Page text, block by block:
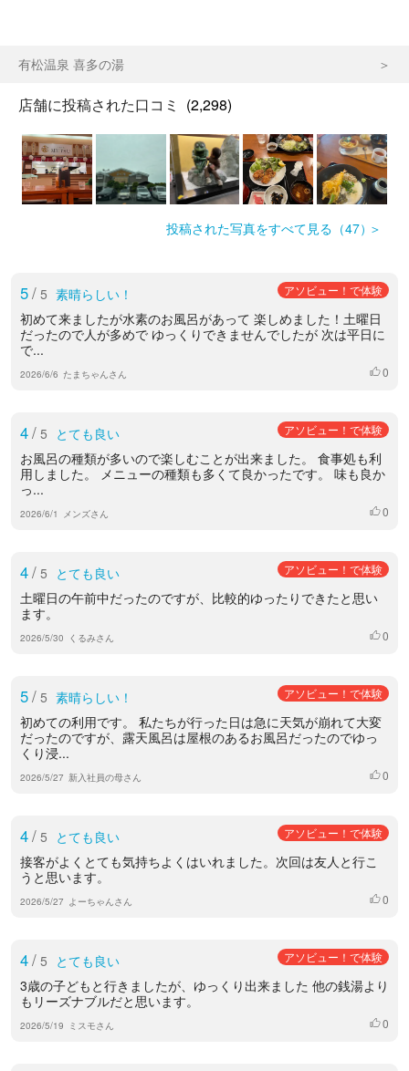
有松温泉 喜多の湯
店舗に投稿された口コミ (2,298)
投稿された写真をすべて見る（47）
5/ 5 素晴らしい！ アソビュー！で体験
初めて来ましたが水素のお風呂があって 楽しめました！土曜日
だったので人が多めで ゆっくりできませんでしたが 次は平日に
で...
2026/6/6 たまちゃんさん いいね
0
4/ 5 とても良い アソビュー！で体験
お風呂の種類が多いので楽しむことが出来ました。 食事処も利
用しました。 メニューの種類も多くて良かったです。 味も良か
っ...
2026/6/1 メンズさん いいね
0
4/ 5 とても良い アソビュー！で体験
土曜日の午前中だったのですが、比較的ゆったりできたと思い
ます。
2026/5/30 くるみさん いいね
0
5/ 5 素晴らしい！ アソビュー！で体験
初めての利用です。 私たちが行った日は急に天気が崩れて大変
だったのですが、露天風呂は屋根のあるお風呂だったのでゆっ
くり浸...
2026/5/27 新入社員の母さん いいね
0
4/ 5 とても良い アソビュー！で体験
接客がよくとても気持ちよくはいれました。次回は友人と行こ
うと思います。
2026/5/27 よーちゃんさん いいね
0
4/ 5 とても良い アソビュー！で体験
3歳の子どもと行きましたが、ゆっくり出来ました 他の銭湯より
もリーズナブルだと思います。
2026/5/19 ミスモさん いいね
0